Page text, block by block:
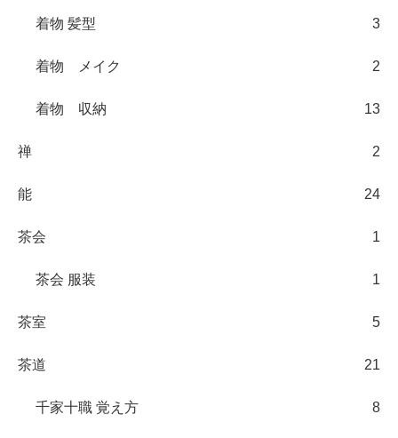
着物 髪型 3
着物 メイク 2
着物 収納 13
禅 2
能 24
茶会 1
茶会 服装 1
茶室 5
茶道 21
千家十職 覚え方 8